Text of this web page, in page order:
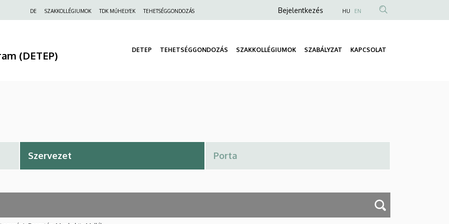
Felső
DE SZAKKOLLÉGIUMOK TDK MŰHELYEK TEHETSÉGGONDOZÁS
Anonim
menüje
Bejelentkezés HU EN
(DETEP) DETEP TEHETSÉGGONDOZÁS SZAKKOLLÉGIUMOK SZABÁLYZAT KAPCSOLAT